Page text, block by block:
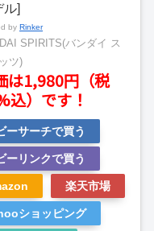
ル]
by Rinker
SPIRITS(バンダイ ス
ツ)
は1,980円（税
込）です！
ーサーチで買う
ーリンクで買う
楽天市場
ショッピング